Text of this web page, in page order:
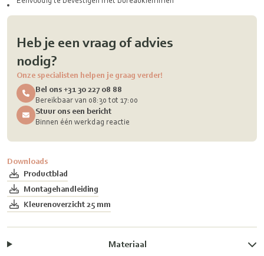
Heb je een vraag of advies
nodig?
Onze specialisten helpen je graag verder!
Bel ons +31 30 227 08 88
Bereikbaar van 08:30 tot 17:00
Stuur ons een bericht
Binnen één werkdag reactie
Downloads
Productblad
Montagehandleiding
Kleurenoverzicht 25 mm
Materiaal